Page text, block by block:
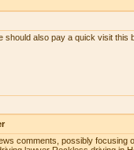
should also pay a quick visit
comments, possibly focusing